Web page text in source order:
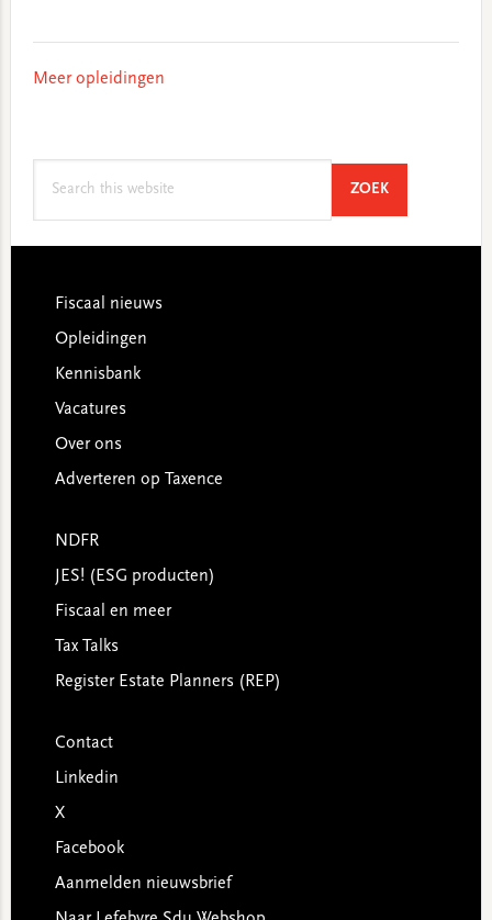
Meer opleidingen
ZOEKSEARCH
Footer
Fiscaal nieuws
Opleidingen
Kennisbank
Vacatures
Over ons
Adverteren op Taxence
NDFR
JES! (ESG producten)
Fiscaal en meer
Tax Talks
Register Estate Planners (REP)
Contact
Linkedin
X
Facebook
Aanmelden nieuwsbrief